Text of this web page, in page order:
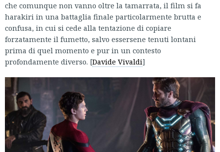
che comunque non vanno oltre la tamarrata, il film si fa
harakiri in una battaglia finale particolarmente brutta e
confusa, in cui si cede alla tentazione di copiare
forzatamente il fumetto, salvo essersene tenuti lontani
prima di quel momento e pur in un contesto
profondamente diverso. [Davide Vivaldi]